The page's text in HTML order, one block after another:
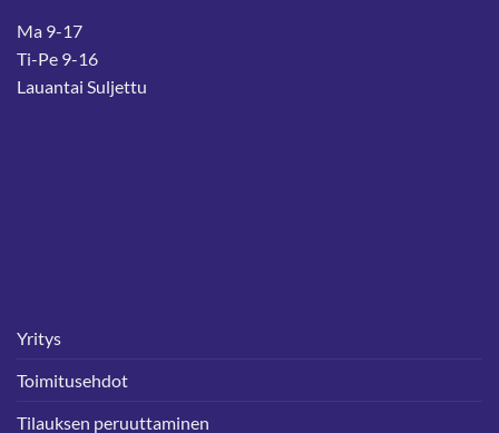
Ma 9-17
Ti-Pe 9-16
Lauantai Suljettu
Yritys
Toimitusehdot
Tilauksen peruuttaminen